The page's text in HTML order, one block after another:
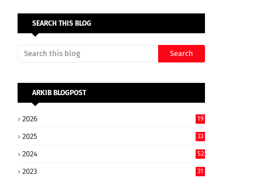
SEARCH THIS BLOG
ARKIB BLOGPOST
2026 19
2025 33
2024 52
2023 31